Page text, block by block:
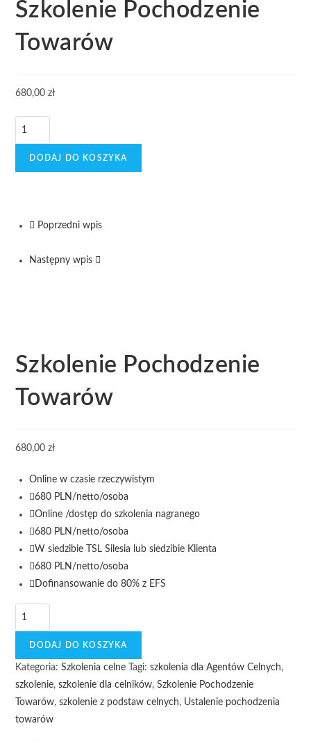
Szkolenie Pochodzenie
Towarów
680,00zł
DODAJ DO KOSZYKA
Poprzedni wpis
Następny wpis
Szkolenie Pochodzenie
Towarów
680,00zł
Online w czasie rzeczywistym
680 PLN/netto/osoba
Online /dostęp do szkolenia nagranego
680 PLN/netto/osoba
W siedzibie TSL Silesia lub siedzibie Klienta
680 PLN/netto/osoba
Dofinansowanie do 80% z EFS
DODAJ DO KOSZYKA
Kategoria:Szkolenia celne Tagi:szkolenia dla Agentów Celnych,
szkolenie,szkolenie dla celników,Szkolenie Pochodzenie
Towarów,szkolenie z podstaw celnych, Ustalenie pochodzenia
towarów